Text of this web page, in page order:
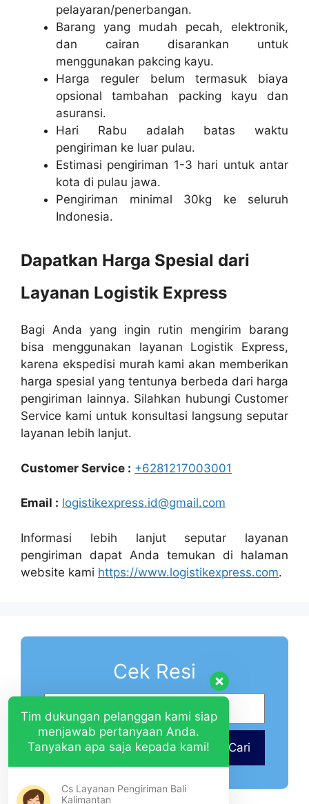
pelayaran/penerbangan.
Barang yang mudah pecah, elektronik,
dan cairan disarankan untuk
menggunakan pakcing kayu.
Harga reguler belum termasuk biaya
opsional tambahan packing kayu dan
asuransi.
Hari Rabu adalah batas waktu
pengiriman ke luar pulau.
Estimasi pengiriman 1-3 hari untuk antar
kota di pulau jawa.
Pengiriman minimal 30kg ke seluruh
Indonesia.
Dapatkan Harga Spesial dari
Layanan Logistik Express
Bagi Anda yang ingin rutin mengirim barang
bisa menggunakan layanan Logistik Express,
karena ekspedisi murah kami akan memberikan
harga spesial yang tentunya berbeda dari harga
pengiriman lainnya. Silahkan hubungi Customer
Service kami untuk konsultasi langsung seputar
layanan lebih lanjut.
Customer Service : +6281217003001
Email : logistikexpress.id@gmail.com
Informasi lebih lanjut seputar layanan
pengiriman dapat Anda temukan di halaman
website kami https://www.logistikexpress.com.
Cek Resi
Cari
Tim dukungan pelanggan kami siap
menjawab pertanyaan Anda.
Tanyakan apa saja kepada kami!
Cs Layanan Pengiriman Bali
Kalimantan